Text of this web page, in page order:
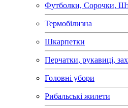
Футболки, Сорочки,
Термобілизна
Шкарпетки
Перчатки, рукавиці,
Головні убори
Рибальські жилети